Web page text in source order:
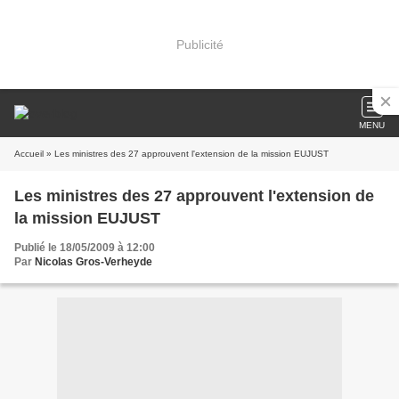
Publicité
MENU
Accueil » Les ministres des 27 approuvent l'extension de la mission EUJUST
Les ministres des 27 approuvent l'extension de
la mission EUJUST
Publié le 18/05/2009 à 12:00
Par Nicolas Gros-Verheyde